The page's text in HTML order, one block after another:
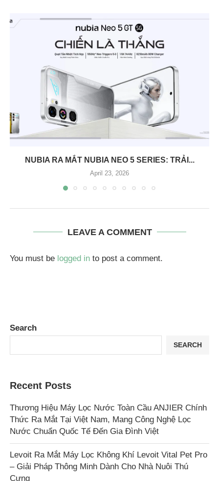
NUBIA RA MẮT NUBIA NEO 5 SERIES: TRẢI...
April 23, 2026
LEAVE A COMMENT
You must be logged in to post a comment.
Search
SEARCH
Recent Posts
Thương Hiệu Máy Lọc Nước Toàn Cầu ANJIER Chính
Thức Ra Mắt Tại Việt Nam, Mang Công Nghệ Lọc
Nước Chuẩn Quốc Tế Đến Gia Đình Việt
Levoit Ra Mắt Máy Lọc Không Khí Levoit Vital Pet Pro
– Giải Pháp Thông Minh Dành Cho Nhà Nuôi Thú
Cưng